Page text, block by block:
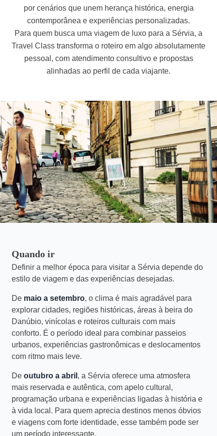
por cenários que unem herança histórica, energia
contemporânea e experiências personalizadas.
Para quem busca uma viagem de luxo para a Sérvia, a
Travel Class transforma o roteiro em algo absolutamente
pessoal, com atendimento consultivo e propostas
alinhadas ao perfil de cada viajante.
Quando ir
Definir a melhor época para visitar a Sérvia depende do
estilo de viagem e das experiências desejadas.
De maio a setembro, o clima é mais agradável para
explorar cidades, regiões históricas, áreas à beira do
Danúbio, vinícolas e roteiros culturais com mais
conforto. É o período ideal para combinar passeios
urbanos, experiências gastronômicas e deslocamentos
com ritmo mais leve.
De outubro a abril , a Sérvia oferece uma atmosfera
mais reservada e autêntica, com apelo cultural,
programação urbana e experiências ligadas à história e
à vida local. Para quem aprecia destinos menos óbvios
e viagens com forte identidade, esse também pode ser
um período interessante.